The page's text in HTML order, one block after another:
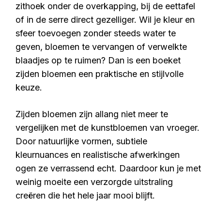
zithoek onder de overkapping, bij de eettafel
of in de serre direct gezelliger. Wil je kleur en
sfeer toevoegen zonder steeds water te
geven, bloemen te vervangen of verwelkte
blaadjes op te ruimen? Dan is een boeket
zijden bloemen een praktische en stijlvolle
keuze.
Zijden bloemen zijn allang niet meer te
vergelijken met de kunstbloemen van vroeger.
Door natuurlijke vormen, subtiele
kleurnuances en realistische afwerkingen
ogen ze verrassend echt. Daardoor kun je met
weinig moeite een verzorgde uitstraling
creëren die het hele jaar mooi blijft.